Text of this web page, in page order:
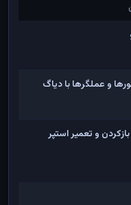
و عملگرها با دیاگ
و تعمیر استپر